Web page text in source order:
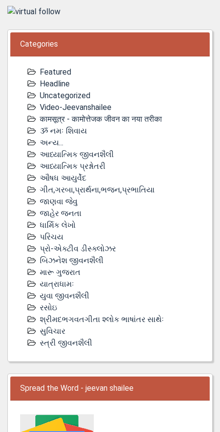
Categories
Featured
Headline
Uncategorized
Video-Jeevanshailee
कामसूत्र - कामोत्तेजक जीवन का नया तरीका
ૐ નમઃ શિવાય
અન્ય...
આધ્યાત્મિક જીવનશૈલી
આધ્યાત્મિક પ્રશ્નોતરી
ઔષધ આયુર્વેદ
ગીત,ગરબા,પ્રાર્થના,ભજન,પ્રભાતિયા
જાણવા જેવુ
જાહેર જનતા
ધાર્મિક લેખો
પરિચય
પ્રો-એક્ટીવ ડીસ્‍ક્લોઝર
બિઝનેશ જીવનશૈલી
મારૂ ગુજરાત
યાત્રાધામઃ
યુવા જીવનશૈલી
રસોઇ
શ્રીમદભગવતગીતા શ્લોક ભાષાંતર સાથેઃ
સુવિચાર
સ્ત્રી જીવનશૈલી
Spread the Word - jeevan shailee